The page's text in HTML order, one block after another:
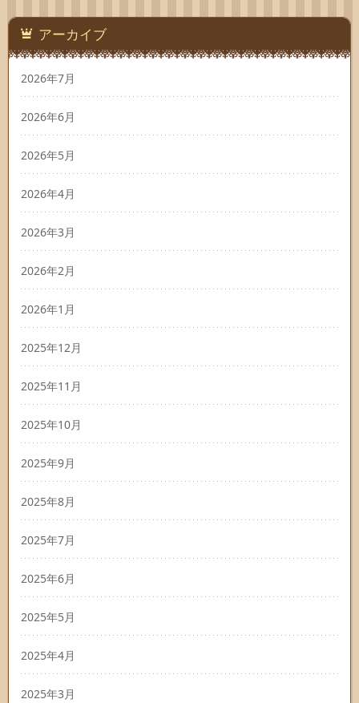
アーカイブ
2026年7月
2026年6月
2026年5月
2026年4月
2026年3月
2026年2月
2026年1月
2025年12月
2025年11月
2025年10月
2025年9月
2025年8月
2025年7月
2025年6月
2025年5月
2025年4月
2025年3月